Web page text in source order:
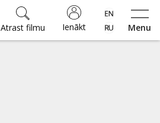
Menu
Ienākt
Atrast filmu